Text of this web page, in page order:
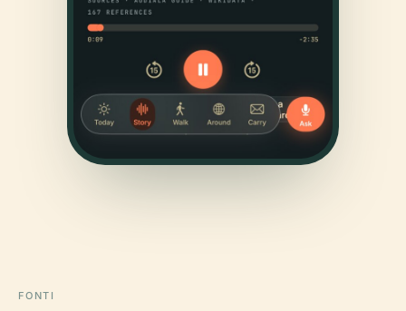
FONTI